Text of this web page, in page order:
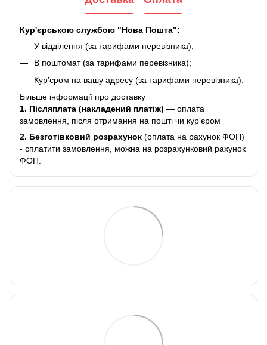
Кур'єрською службою "Нова Пошта":
У відділення (за тарифами перевізника);
В поштомат (за тарифами перевізника);
Кур’єром на вашу адресу (за тарифами перевізника).
Більше інформації про доставку
1. Післяплата (накладений платіж) — оплата
замовлення, після отримання на пошті чи кур'єром
2. Безготівковий розрахунок (оплата на рахунок ФОП)
- сплатити замовлення, можна на розрахунковий рахунок
ФОП.